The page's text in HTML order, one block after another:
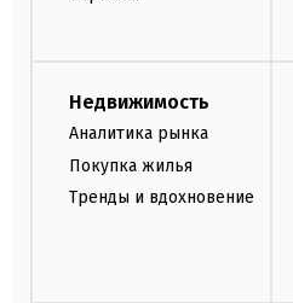
Недвижимость
Аналитика рынка
Покупка жилья
Тренды и вдохновение